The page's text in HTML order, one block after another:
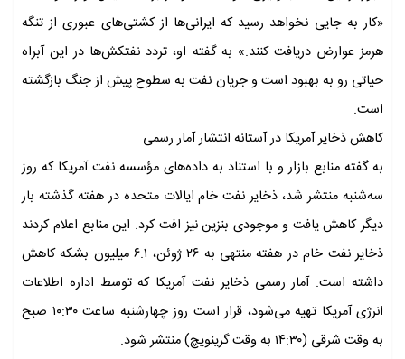
«کار به جایی نخواهد رسید که ایرانی‌ها از کشتی‌های عبوری از تنگه
هرمز عوارض دریافت کنند.» به گفته او، تردد نفتکش‌ها در این آبراه
حیاتی رو به بهبود است و جریان نفت به سطوح پیش از جنگ بازگشته
است.
کاهش ذخایر آمریکا در آستانه انتشار آمار رسمی
به گفته منابع بازار و با استناد به داده‌های مؤسسه نفت آمریکا که روز
سه‌شنبه منتشر شد، ذخایر نفت خام ایالات متحده در هفته گذشته بار
دیگر کاهش یافت و موجودی بنزین نیز افت کرد. این منابع اعلام کردند
ذخایر نفت خام در هفته منتهی به ۲۶ ژوئن، ۶.۱ میلیون بشکه کاهش
داشته است. آمار رسمی ذخایر نفت آمریکا که توسط اداره اطلاعات
انرژی آمریکا تهیه می‌شود، قرار است روز چهارشنبه ساعت ۱۰:۳۰ صبح
به وقت شرقی (۱۴:۳۰ به وقت گرینویچ) منتشر شود.